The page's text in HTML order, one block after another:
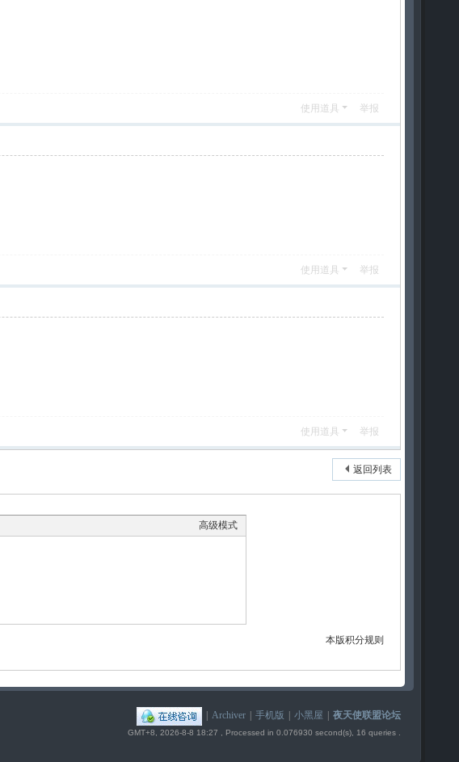
使用道具 举报
使用道具 举报
使用道具 举报
返回列表
高级模式
本版积分规则
Archiver 手机版 小黑屋 夜天使联盟论坛
GMT+8, 2026-8-8 18:27 , Processed in 0.076930 second(s), 16 queries .